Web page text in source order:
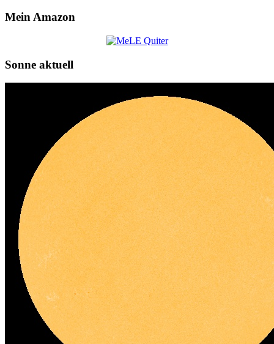
Mein Amazon
Sonne aktuell